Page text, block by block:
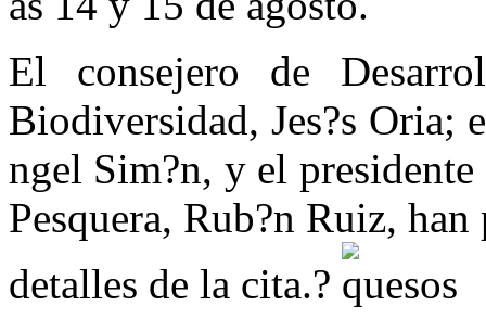
El consejero de
Biodiversidad, Jes?s
ngel Sim?n, y el
Pesquera, Rub?n Ruiz,
detalles de la cita.?